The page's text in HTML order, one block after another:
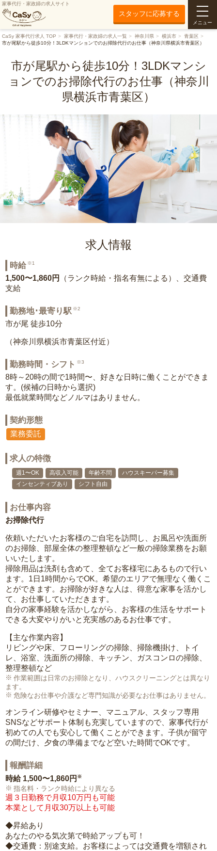
家事代行・家政婦の求人サイト
スタッフに応募する
メニュー
CaSy 家事代行求人 TOP 家事代行・家政婦の求人一覧 神奈川県 横浜市
青葉区
市が尾駅から徒歩10分！3LDKマンションでのお掃除代行のお仕事（神奈川県横浜市青葉区）
市が尾駅から徒歩10分！3LDKマンシ
ョンでのお掃除代行のお仕事（神奈川
県横浜市青葉区）
求人情報
時給 ※1
1,500〜1,860円
（ランク時給・指名有無による）、交通費
支給
勤務地･最寄り駅 ※2
市が尾 徒歩10分
（神奈川県横浜市青葉区付近）
勤務時間・シフト ※3
8時～20時の間で1時間〜、好きな日時に働くことができま
す。(候補の日時から選択)
最低就業時間などノルマはありません。
契約形態
業務委託
求人の特徴
週1〜OK 高収入可能 年齢不問
ハウスキーパー募集
インセンティブあり
シフト自由
お仕事内容
お掃除代行
依頼いただいたお客様のご自宅を訪問し、お風呂や洗面所
のお掃除、部屋全体の整理整頓など一般の掃除業務をお願
いいたします。
掃除用品は洗剤も含めて、全てお客様宅にあるもので行い
ます。1日1時間からでOK。希望のエリアで無理なく働くこ
とができます。お掃除が好きな人は、得意な家事を活かし
て、お仕事していただきます。
自分の家事経験を活かしながら、お客様の生活をサポート
できる大変やりがいと充実感のあるお仕事です。
【主な作業内容】
リビングや床、フローリングの掃除、掃除機掛け、トイ
レ、浴室、洗面所の掃除、キッチン、ガスコンロの掃除、
整理整頓など
作業範囲は日常のお掃除となり、ハウスクリーニングとは異なり
ます。
危険なお仕事や介護など専門知識が必要なお仕事はありません。
オンライン研修やセミナー、マニュアル、スタッフ専用
SNSなどサポート体制も充実していますので、家事代行が
初めての人でも安心して働くことができます。子供が留守
の間だけ、夕食の準備までなど空いた時間でOKです。
報酬詳細
時給 1,500〜1,860円 ※
指名料・ランク時給により異なる
週３日勤務で月収10万円も可能
本業として月収30万以上も可能
◆昇給あり
あなたのやる気次第で時給アップも可！
◆交通費：別途支給。お客様によっては交通費を増額され